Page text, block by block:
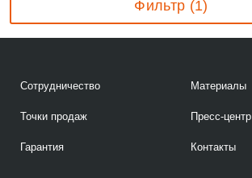
Фильтр (1)
Сотрудничество
Точки продаж
Гарантия
Материалы
Пресс-центр
Контакты